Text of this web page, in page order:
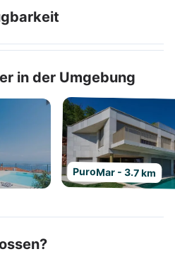
in der Umgebung
PuroMar - 3.7 km